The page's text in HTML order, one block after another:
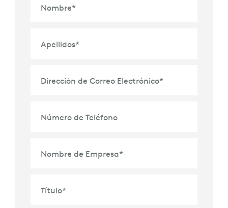
Nombre*
Apellidos*
Dirección de Correo Electrónico*
Número de Teléfono
Nombre de Empresa*
Título*